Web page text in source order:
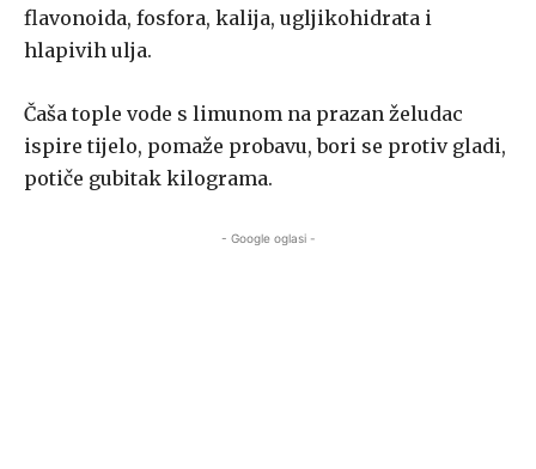
flavonoida, fosfora, kalija, ugljikohidrata i
hlapivih ulja.
Čaša tople vode s limunom na prazan želudac
ispire tijelo, pomaže probavu, bori se protiv gladi,
potiče gubitak kilograma.
- Google oglasi -